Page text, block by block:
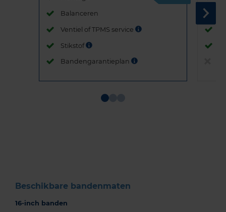
Balanceren
Ventiel of TPMS service
Stikstof
Bandengarantieplan
Beschikbare bandenmaten
16-inch banden